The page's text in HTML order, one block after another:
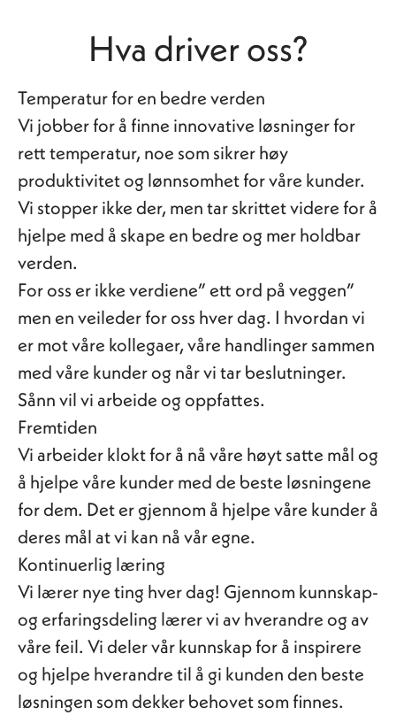
Hva driver oss?
Temperatur for en bedre verden
Vi jobber for å finne innovative løsninger for
rett temperatur, noe som sikrer høy
produktivitet og lønnsomhet for våre kunder.
Vi stopper ikke der, men tar skrittet videre for å
hjelpe med å skape en bedre og mer holdbar
verden.
For oss er ikke verdiene” ett ord på veggen”
men en veileder for oss hver dag. I hvordan vi
er mot våre kollegaer, våre handlinger sammen
med våre kunder og når vi tar beslutninger.
Sånn vil vi arbeide og oppfattes.
Fremtiden
Vi arbeider klokt for å nå våre høyt satte mål og
å hjelpe våre kunder med de beste løsningene
for dem. Det er gjennom å hjelpe våre kunder å
deres mål at vi kan nå vår egne.
Kontinuerlig læring
Vi lærer nye ting hver dag! Gjennom kunnskap-
og erfaringsdeling lærer vi av hverandre og av
våre feil. Vi deler vår kunnskap for å inspirere
og hjelpe hverandre til å gi kunden den beste
løsningen som dekker behovet som finnes.